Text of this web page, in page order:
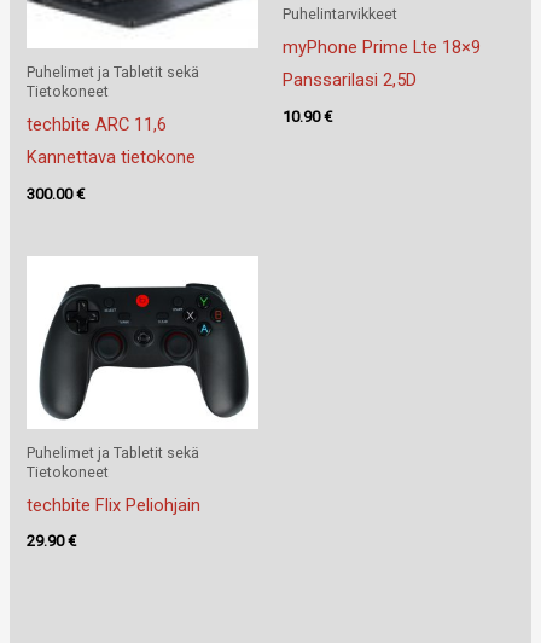
Puhelimet ja Tabletit sekä
Tietokoneet
techbite ARC 11,6
Kannettava tietokone
300.00€
Puhelintarvikkeet
myPhone Prime Lte 18×9
Panssarilasi 2,5D
10.90€
Puhelimet ja Tabletit sekä
Tietokoneet
techbite Flix Peliohjain
29.90€